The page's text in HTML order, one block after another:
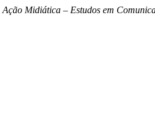
Ação Midiática – Estudos em